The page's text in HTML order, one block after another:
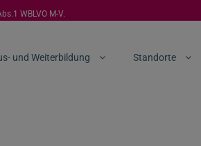
WBLVO M-V.
und Weiterbildung Standorte